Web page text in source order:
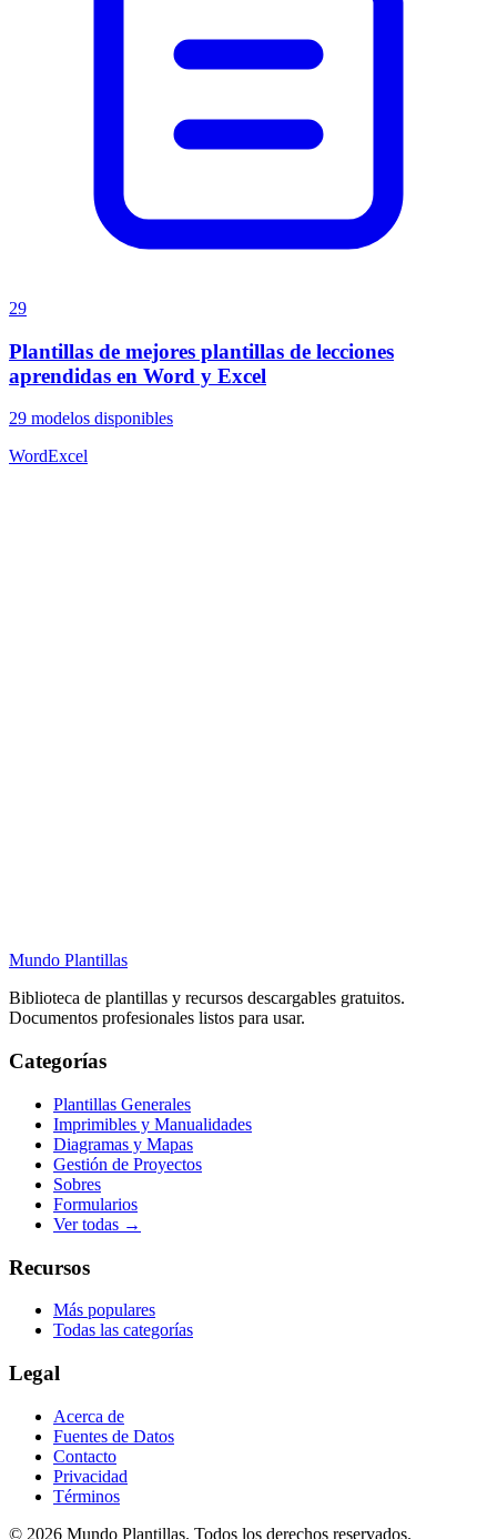
29
Plantillas de mejores plantillas de lecciones
aprendidas en Word y Excel
29 modelos disponibles
WordExcel
Mundo Plantillas
Biblioteca de plantillas y recursos descargables gratuitos.
Documentos profesionales listos para usar.
Categorías
Plantillas Generales
Imprimibles y Manualidades
Diagramas y Mapas
Gestión de Proyectos
Sobres
Formularios
Ver todas →
Recursos
Más populares
Todas las categorías
Legal
Acerca de
Fuentes de Datos
Contacto
Privacidad
Términos
© 2026 Mundo Plantillas. Todos los derechos reservados.